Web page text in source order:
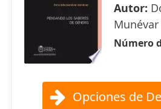
Autor:
Munévar
Número
Opciones de